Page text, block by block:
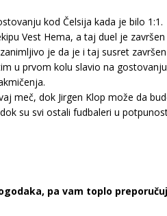
kod Čelsija kada je bilo 1:1.
Vest Hema, a taj duel je
je da je i taj susret
u prvom kolu slavio na
meč, dok Jirgen Klop može da
su svi ostali fudbaleri u
pa vam toplo